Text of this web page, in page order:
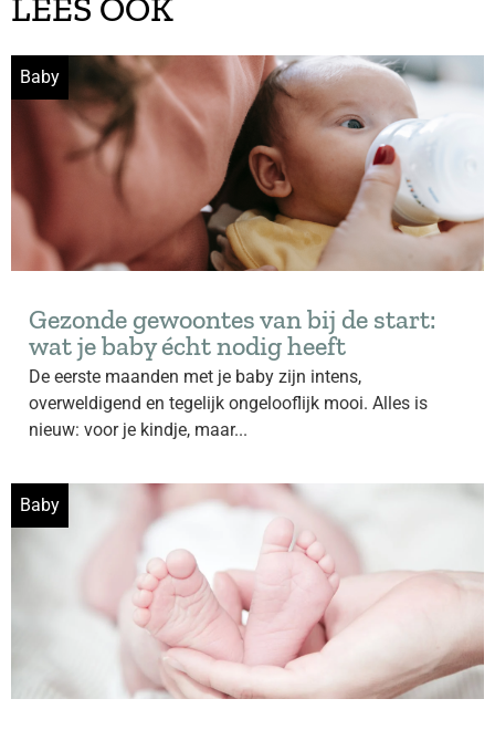
LEES OOK
Baby
Gezonde gewoontes van bij de start:
wat je baby écht nodig heeft
De eerste maanden met je baby zijn intens,
overweldigend en tegelijk ongelooflijk mooi. Alles is
nieuw: voor je kindje, maar...
Baby